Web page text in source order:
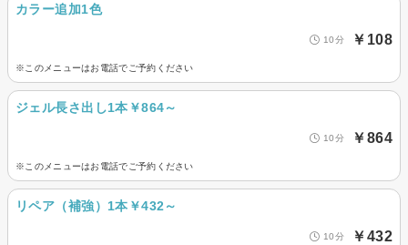
カラー追加1色
10分 ￥108
※このメニューはお電話でご予約ください
ジェル長さ出し1本￥864～
10分 ￥864
※このメニューはお電話でご予約ください
リペア（補強）1本￥432～
10分 ￥432